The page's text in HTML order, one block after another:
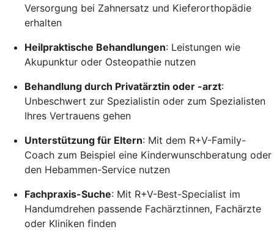
Versorgung bei Zahnersatz und Kieferorthopädie
erhalten
Heilpraktische Behandlungen: Leistungen wie
Akupunktur oder Osteopathie nutzen
Behandlung durch Privatärztin oder -arzt:
Unbeschwert zur Spezialistin oder zum Spezialisten
Ihres Vertrauens gehen
Unterstützung für Eltern: Mit dem R+V-Family-
Coach zum Beispiel eine Kinderwunschberatung oder
den Hebammen-Service nutzen
Fachpraxis-Suche: Mit R+V-Best-Specialist im
Handumdrehen passende Fachärztinnen, Fachärzte
oder Kliniken finden